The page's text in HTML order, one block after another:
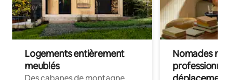
Logements entièrement
meublés
Nomades